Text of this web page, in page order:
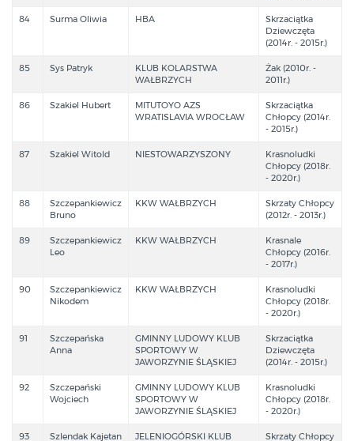
84 Surma Oliwia HBA
Skrzaciątka
Dziewczęta
(2014r. - 2015r.)
85 Sys Patryk
KLUB KOLARSTWA
WAŁBRZYCH
Żak (2010r. -
2011r.)
86 Szakiel Hubert
MITUTOYO AZS
WRATISLAVIA WROCŁAW
Skrzaciątka
Chłopcy (2014r.
- 2015r.)
87 Szakiel Witold NIESTOWARZYSZONY
Krasnoludki
Chłopcy (2018r.
- 2020r.)
88
Szczepankiewicz
Bruno
KKW WAŁBRZYCH
Skrzaty Chłopcy
(2012r. - 2013r.)
89
Szczepankiewicz
Leo
KKW WAŁBRZYCH
Krasnale
Chłopcy (2016r.
- 2017r.)
90
Szczepankiewicz
Nikodem
KKW WAŁBRZYCH
Krasnoludki
Chłopcy (2018r.
- 2020r.)
91
Szczepańska
Anna
GMINNY LUDOWY KLUB
SPORTOWY W
JAWORZYNIE ŚLĄSKIEJ
Skrzaciątka
Dziewczęta
(2014r. - 2015r.)
92
Szczepański
Wojciech
GMINNY LUDOWY KLUB
SPORTOWY W
JAWORZYNIE ŚLĄSKIEJ
Krasnoludki
Chłopcy (2018r.
- 2020r.)
93 Szlendak Kajetan
JELENIOGÓRSKI KLUB
Skrzaty Chłopcy